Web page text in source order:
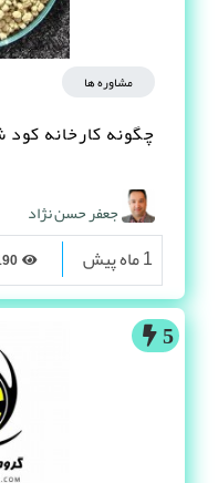
مشاوره ها
چگونه کارخانه
جعفر حسن نژاد
1 ماه پیش
5